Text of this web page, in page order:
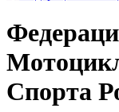
Спорта